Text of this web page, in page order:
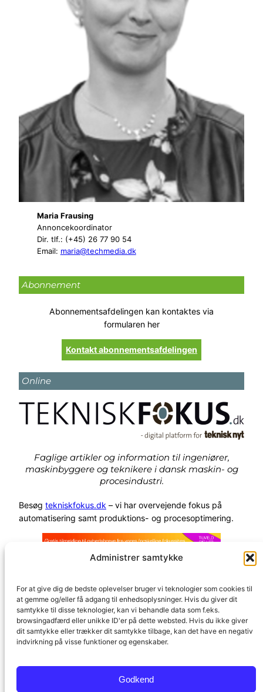
Administrer samtykke
For at give dig de bedste oplevelser bruger vi teknologier som cookies til
at gemme og/eller få adgang til enhedsoplysninger. Hvis du giver dit
samtykke til disse teknologier, kan vi behandle data som f.eks.
browsingadfærd eller unikke ID'er på dette websted. Hvis du ikke giver
dit samtykke eller trækker dit samtykke tilbage, kan det have en negativ
indvirkning på visse funktioner og egenskaber.
Godkend
Maria Frausing
Annoncekoordinator
Dir. tlf.: (+45) 26 77 90 54
Email: maria@techmedia.dk
Abonnement
Abonnementsafdelingen kan kontaktes via
formularen her
Kontakt abonnementsafdelingen
Online
Faglige artikler og information til ingeniører,
maskinbyggere og teknikere i dansk maskin- og
procesindustri.
Besøg tekniskfokus.dk – vi har overvejende fokus på
automatisering samt produktions- og procesoptimering.
FagmedierPrepressOm TechMedia